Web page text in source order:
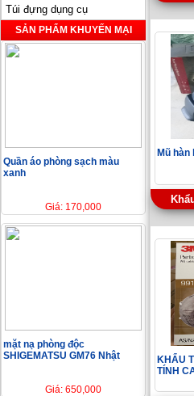
Túi đựng dụng cụ
SẢN PHẨM KHUYẾN MẠI
Quần áo phòng sạch màu
xanh
Giá: 170,000
mặt nạ phòng độc
SHIGEMATSU GM76 Nhật
Giá: 650,000
Mũ
KHẨU
TÍNH